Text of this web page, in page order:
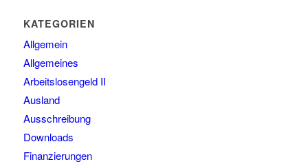
KATEGORIEN
Allgemein
Allgemeines
Arbeitslosengeld II
Ausland
Ausschreibung
Downloads
Finanzierungen